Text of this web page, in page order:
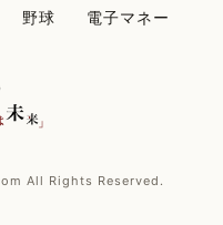
野球 電子マネー
All Rights Reserved.